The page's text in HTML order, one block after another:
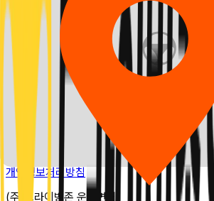
시/도 선택 시/군/구 선택
시/도 선택 시/군/구 선택
개의 지점 이 검색되었어요.
모두보기
지점 데이터가 없습니다.
개인정보처리방침
(주)드라이빙존 운전면허